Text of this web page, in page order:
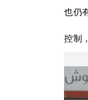
也仍
控制